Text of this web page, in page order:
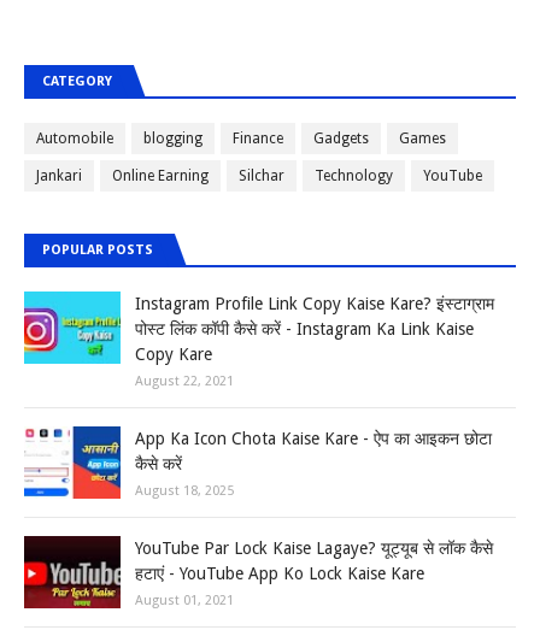
CATEGORY
Automobile blogging Finance Gadgets Games
Jankari Online Earning Silchar Technology YouTube
POPULAR POSTS
Instagram Profile Link Copy Kaise Kare? इंस्टाग्राम
पोस्ट लिंक कॉपी कैसे करें - Instagram Ka Link Kaise
Copy Kare
August 22, 2021
App Ka Icon Chota Kaise Kare - ऐप का आइकन छोटा
कैसे करें
August 18, 2025
YouTube Par Lock Kaise Lagaye? यूट्यूब से लॉक कैसे
हटाएं - YouTube App Ko Lock Kaise Kare
August 01, 2021